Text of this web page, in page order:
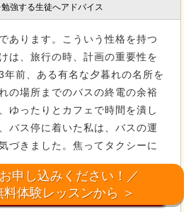
強する生徒へアドバイス
あります。こういう性格を持つ
は、旅行の時、計画の重要性を
年前、ある有名な夕暮れの名所を
の場所までのバスの終電の余裕
ゆったりとカフェで時間を潰し
バス停に着いた私は、バスの運
づきました。焦ってタクシーに
語先生を、もっと見る
申し込みください！／
料体験レッスンから ＞